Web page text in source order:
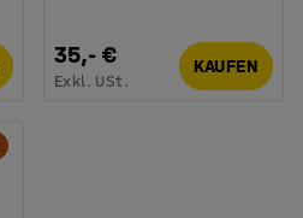
35,- €
Exkl. USt.
KAUFEN